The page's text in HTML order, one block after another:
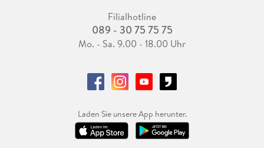
Filialhotline
089 - 30 75 75 75
Mo. - Sa. 9.00 - 18.00 Uhr
Laden Sie unsere App herunter.